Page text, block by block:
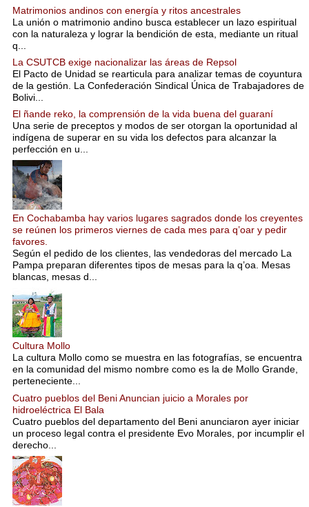
Matrimonios andinos con energía y ritos ancestrales
La unión o matrimonio andino busca establecer un lazo espiritual
con la naturaleza y lograr la bendición de esta, mediante un ritual
q...
La CSUTCB exige nacionalizar las áreas de Repsol
El Pacto de Unidad se rearticula para analizar temas de coyuntura
de la gestión. La Confederación Sindical Única de Trabajadores de
Bolivi...
El ñande reko, la comprensión de la vida buena del guaraní
Una serie de preceptos y modos de ser otorgan la oportunidad al
indígena de superar en su vida los defectos para alcanzar la
perfección en u...
En Cochabamba hay varios lugares sagrados donde los creyentes
se reúnen los primeros viernes de cada mes para q’oar y pedir
favores.
Según el pedido de los clientes, las vendedoras del mercado La
Pampa preparan diferentes tipos de mesas para la q’oa. Mesas
blancas, mesas d...
Cultura Mollo
La cultura Mollo como se muestra en las fotografías, se encuentra
en la comunidad del mismo nombre como es la de Mollo Grande,
perteneciente...
Cuatro pueblos del Beni Anuncian juicio a Morales por
hidroeléctrica El Bala
Cuatro pueblos del departamento del Beni anunciaron ayer iniciar
un proceso legal contra el presidente Evo Morales, por incumplir el
derecho...